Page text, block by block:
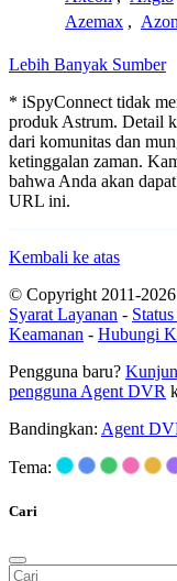
Azemax ,
Lebih Banyak Sumber
* iSpyConnect tidak
produk Astrum. Detail
dari komunitas dan
ketinggalan zaman.
bahwa Anda akan
URL ini.
Kembali ke atas
© Copyright 2011-
Syarat Layanan -
Keamanan - Hubungi
Pengguna baru?
pengguna Agent DVR
Bandingkan: Agent
Tema:
Cari